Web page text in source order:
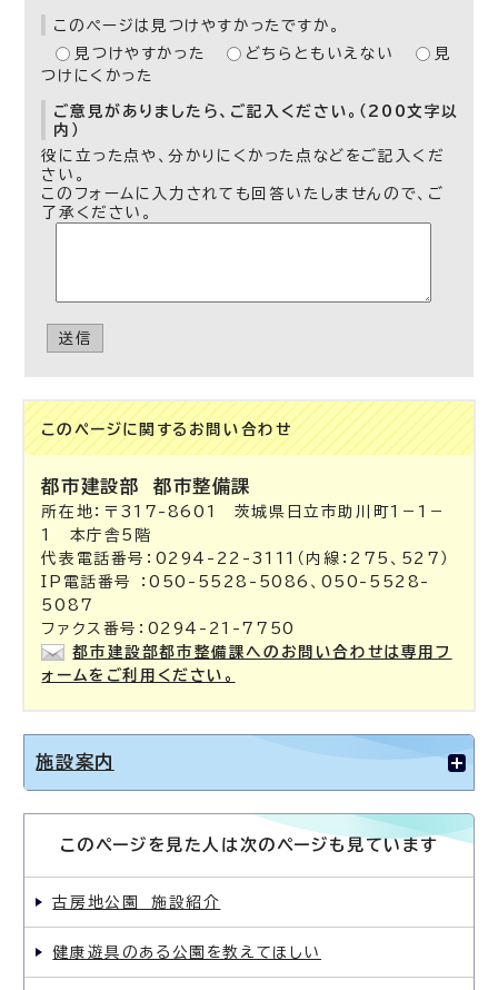
このページは見つけやすかったですか。
見つけやすかった
どちらともいえない
見
つけにくかった
ご意見がありましたら、ご記入ください。（200文字以
内）
役に立った点や、分かりにくかった点などをご記入くだ
さい。
このフォームに入力されても回答いたしませんので、ご
了承ください。
送信
このページに関する お問い合わせ
都市建設部都市整備課
所在地：〒317-8601 茨城県日立市助川町1－1－
1 本庁舎5階
代表電話番号：0294-22-3111（内線：275、527）
IP電話番号 ：050-5528-5086、050-5528-
5087
ファクス番号：0294-21-7750
都市建設部都市整備課へのお問い合わせは専用フ
ォームをご利用ください。
施設案内
このページを見た人は次のページも見ています
古房地公園 施設紹介
健康遊具のある公園を教えてほしい